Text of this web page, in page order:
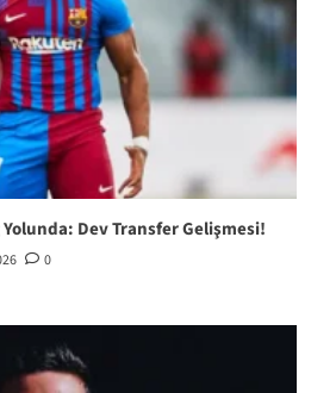
Dev Transfer Gelişmesi!
0